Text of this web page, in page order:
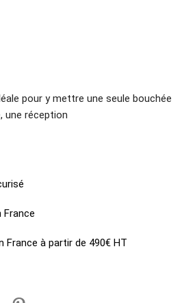
pour y mettre une seule bouchée
une réception
France
à partir de 490€ HT